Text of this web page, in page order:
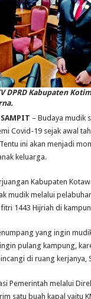
DPRD Kabupaten
SAMPIT – Budaya mudik
Covid-19 sejak awal
ini akan menjadi
keluarga.
Kabupaten
mudik melalui
1443 Hijriah di
yang ingin
pulang kampung,
di ruang kerjanya,
Pemerintah melalui
satu buah kapal yaitu